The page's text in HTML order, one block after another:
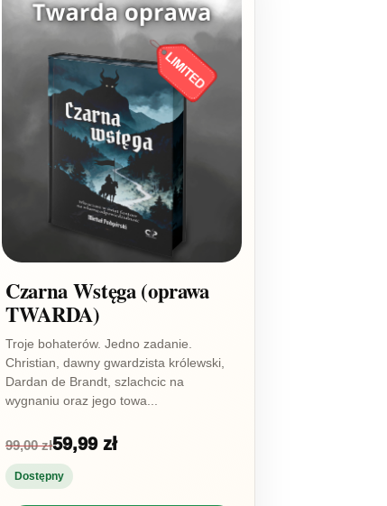
Czarna Wstęga (oprawa
TWARDA)
Troje bohaterów. Jedno zadanie.
Christian, dawny gwardzista królewski,
Dardan de Brandt, szlachcic na
wygnaniu oraz jego towa...
99,00 zł59,99 zł
Dostępny